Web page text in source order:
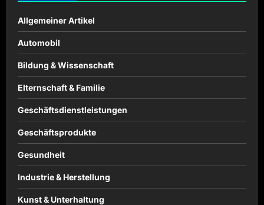
Allgemeiner Artikel
Automobil
Bildung & Wissenschaft
Elternschaft & Familie
Geschäftsdienstleistungen
Geschäftsprodukte
Gesundheit
Industrie & Herstellung
Kunst & Unterhaltung